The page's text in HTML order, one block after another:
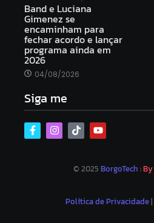
Band e Luciana
Gimenez se
encaminham para
fechar acordo e lançar
programa ainda em
2026
04/08/2026
Siga me
© 2025 BorgoTech : By
Política de Privacidade|